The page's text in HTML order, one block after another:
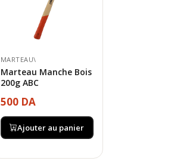
MARTEAU\
Marteau Manche Bois
200g ABC
500 DA
Ajouter au panier